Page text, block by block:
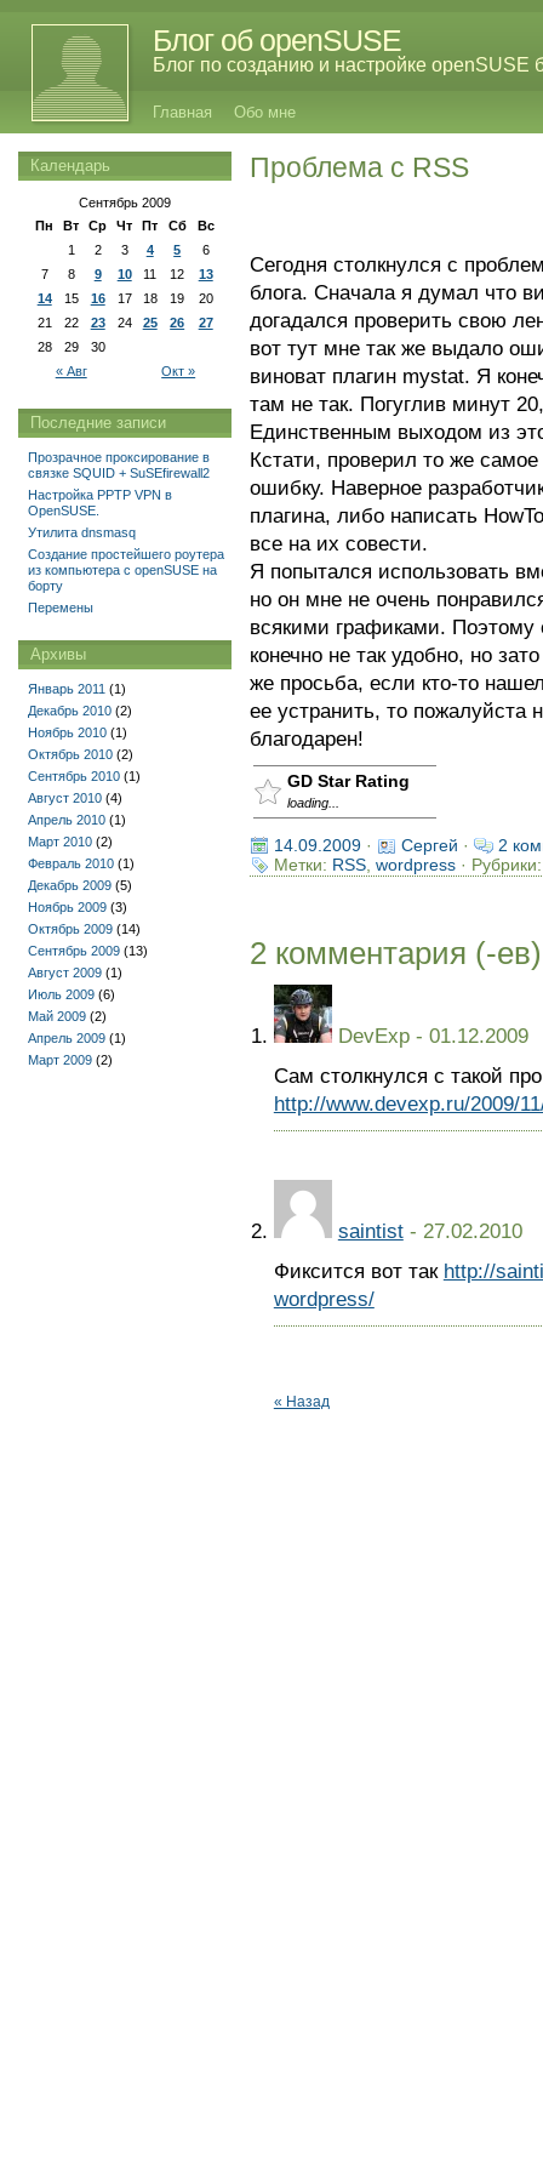
Блог об openSUSE
Блог по созданию и настройке openSUSE
Главная Обо мне
Проблема с RSS
Сегодня столкнулся с
блога. Сначала я думал что
догадался проверить свою
вот тут мне так же выдало
виноват плагин mystat. Я
там не так. Погуглив минут
Единственным выходом из
Кстати, проверил то же
ошибку. Наверное
плагина, либо написать
все на их совести.
Я попытался использовать
но он мне не очень
всякими графиками.
конечно не так удобно, но
же просьба, если кто-то
ее устранить, то
благодарен!
GD Star Rating
loading...
14.09.2009· Сергей ·
2
Метки: RSS, wordpress·
2 комментария (-ев)
DevExp- 01.12.2009
Сам столкнулся с такой
http://www.devexp.ru/2009/
saintist- 27.02.2010
Фиксится вот так http://
wordpress/
« Назад
Календарь
Сентябрь 2009
Пн
Вт Ср Чт Пт Сб Вс
« Авг Окт »
1 2 3 4 5
6
7
8 9 10 11 12
13
14
15 16 17 18 19
20
21
22 23 24 25 26
27
28
29 30
Последние записи
Прозрачное проксирование в
связке SQUID + SuSEfirewall2
Настройка PPTP VPN в
OpenSUSE.
Утилита dnsmasq
Создание простейшего роутера
из компьютера с openSUSE на
борту
Перемены
Архивы
Январь 2011 (1)
Декабрь 2010 (2)
Ноябрь 2010 (1)
Октябрь 2010 (2)
Сентябрь 2010 (1)
Август 2010 (4)
Апрель 2010 (1)
Март 2010 (2)
Февраль 2010 (1)
Декабрь 2009 (5)
Ноябрь 2009 (3)
Октябрь 2009 (14)
Сентябрь 2009 (13)
Август 2009 (1)
Июль 2009 (6)
Май 2009 (2)
Апрель 2009 (1)
Март 2009 (2)